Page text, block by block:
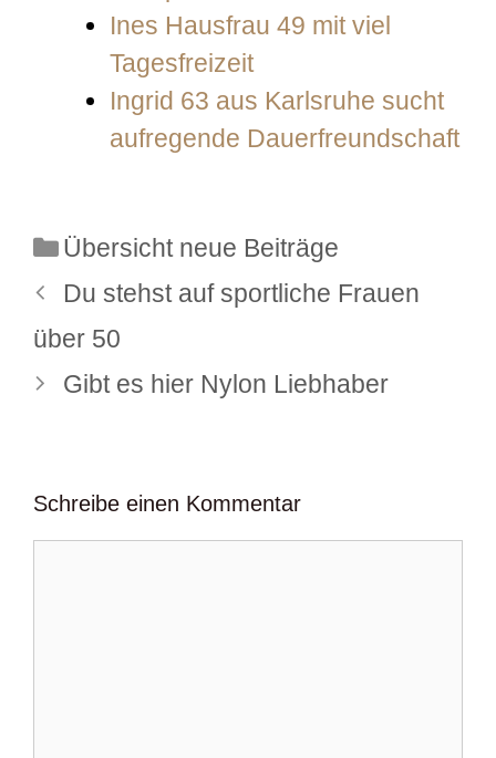
Ines Hausfrau 49 mit viel
Tagesfreizeit
Ingrid 63 aus Karlsruhe sucht
aufregende Dauerfreundschaft
Kategorien
Übersicht neue Beiträge
Du stehst auf sportliche Frauen
über 50
Gibt es hier Nylon Liebhaber
Schreibe einen Kommentar